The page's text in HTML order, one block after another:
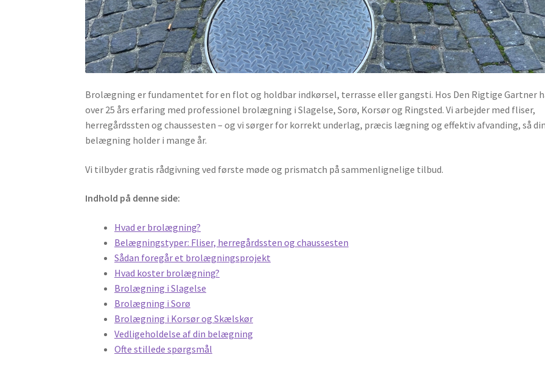
Brolægning er fundamentet for en flot og holdbar indkørsel, terrasse eller gangsti. Hos Den Rigtige Gartner
over 25 års erfaring med professionel brolægning i Slagelse, Sorø, Korsør og Ringsted. Vi arbejder med fliser,
herregårdssten og chaussesten – og vi sørger for korrekt underlag, præcis lægning og effektiv afvanding, så
belægning holder i mange år.
Vi tilbyder gratis rådgivning ved første møde og prismatch på sammenlignelige tilbud.
Indhold på denne side:
Hvad er brolægning?
Belægningstyper: Fliser, herregårdssten og chaussesten
Sådan foregår et brolægningsprojekt
Hvad koster brolægning?
Brolægning i Slagelse
Brolægning i Sorø
Brolægning i Korsør og Skælskør
Vedligeholdelse af din belægning
Ofte stillede spørgsmål